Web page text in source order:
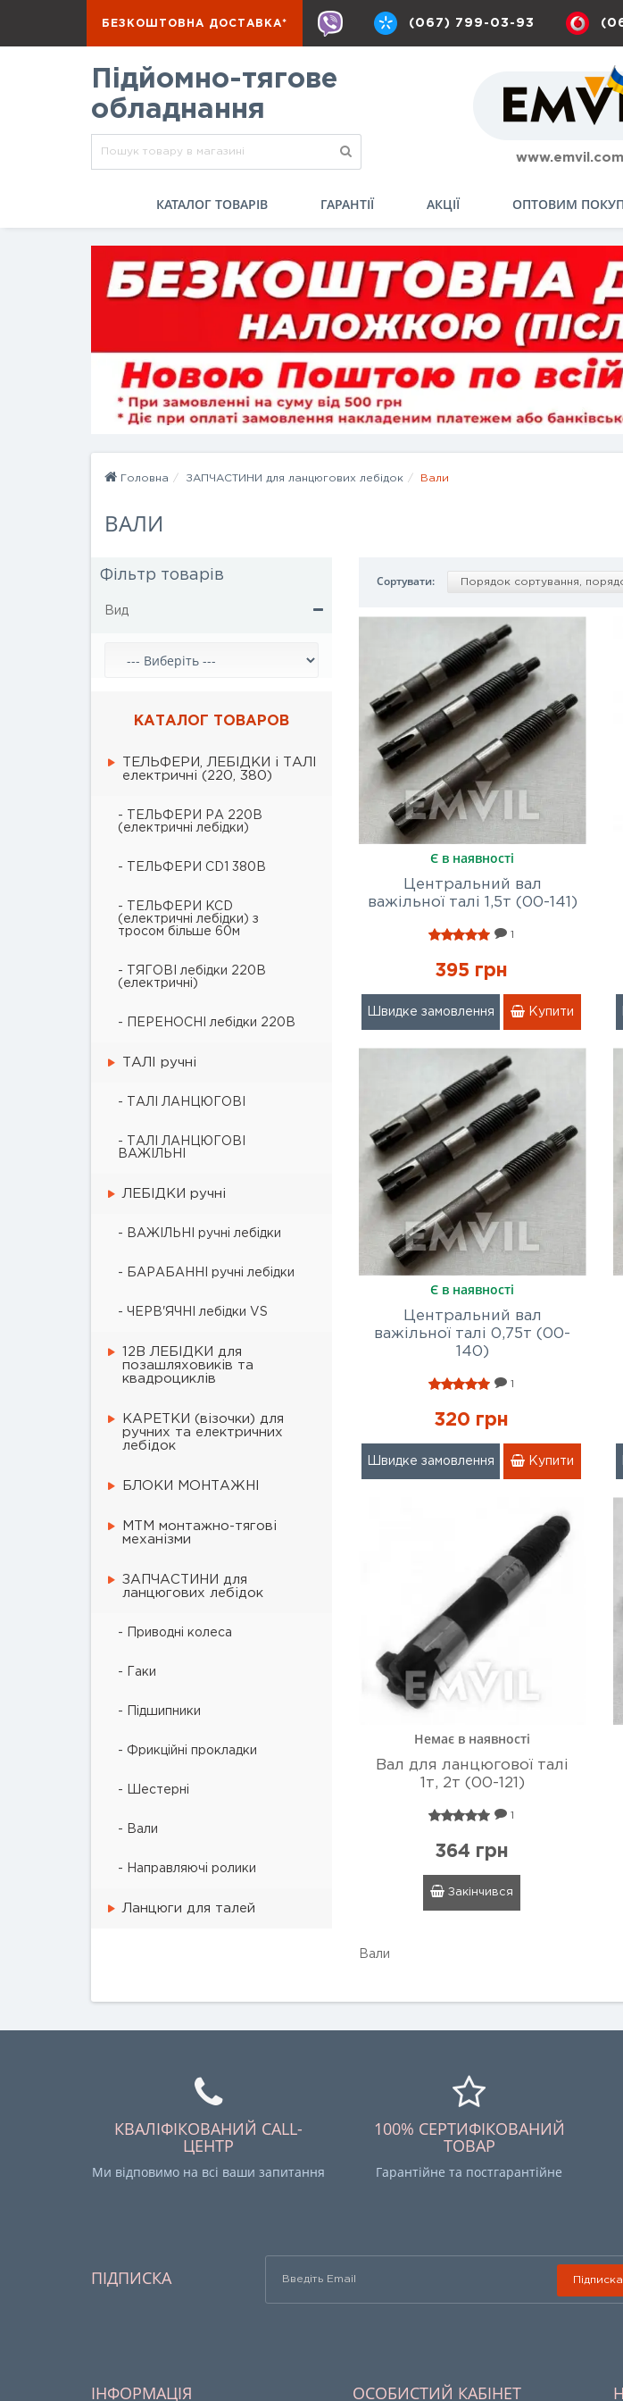
БЕЗКОШТОВНА ДОСТАВКА* (067) 799-03-93
Підйомно-тягове
обладнання
КАТАЛОГ ТОВАРІВ ГАРАНТІЇ АКЦІЇ ОПТОВИМ
Головна ЗАПЧАСТИНИ для ланцюгових лебідок Вали
ВАЛИ
Фільтр товарів
Вид
КАТАЛОГ ТОВАРОВ
ТЕЛЬФЕРИ, ЛЕБІДКИ і ТАЛІ
електричні (220, 380)
- ТЕЛЬФЕРИ РА 220В
(електричні лебідки)
- ТЕЛЬФЕРИ CD1 380В
- ТЕЛЬФЕРИ KCD
(електричні лебідки) з
тросом більше 60м
- ТЯГОВІ лебідки 220В
(електричні)
- ПЕРЕНОСНІ лебідки 220В
ТАЛІ ручні
- ТАЛІ ЛАНЦЮГОВІ
- ТАЛІ ЛАНЦЮГОВІ
ВАЖІЛЬНІ
ЛЕБІДКИ ручні
- ВАЖІЛЬНІ ручні лебідки
- БАРАБАННІ ручні лебідки
- ЧЕРВ'ЯЧНІ лебідки VS
12В ЛЕБІДКИ для
позашляховиків та
квадроциклів
КАРЕТКИ (візочки) для
ручних та електричних
лебідок
БЛОКИ МОНТАЖНІ
МТМ монтажно-тягові
механізми
ЗАПЧАСТИНИ для
ланцюгових лебідок
- Приводні колеса
- Гаки
- Підшипники
- Фрикційні прокладки
- Шестерні
- Вали
- Направляючі ролики
Ланцюги для талей
Сортувати:
Є в наявності
Центральний вал
важільної талі 1,5т (00-141)
1
395 грн
Швидке замовлення Купити
Є в наявності
Центральний вал
важільної талі 0,75т (00-
140)
1
320 грн
Швидке замовлення Купити
Немає в наявності
Вал для ланцюгової талі
1т, 2т (00-121)
1
364 грн
Закінчився
Вали
КВАЛІФІКОВАНИЙ CALL-
ЦЕНТР
Ми відповимо на всі ваши запитання
100% СЕРТИФІКОВАНИЙ
ТОВАР
Гарантійне та постгарантійне
ПІДПИСКА Підписка
ІНФОРМАЦІЯ ОСОБИСТИЙ КАБІНЕТ